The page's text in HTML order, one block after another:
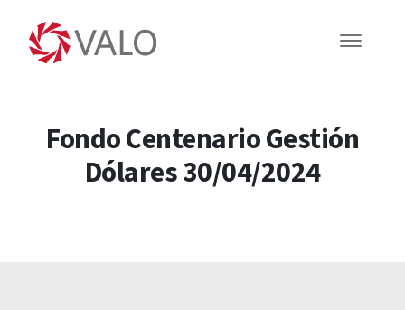
Fondo Centenario Gestión
Dólares 30/04/2024